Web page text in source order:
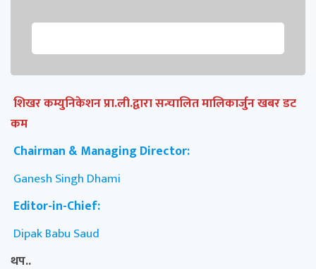
शिखर कम्युनिकेशन प्रा.ली.द्वारा सन्चालित मालिकार्जुन खबर डट
कम
Chairman & Managing Director:
Ganesh Singh Dhami
Editor-in-Chief:
Dipak Babu Saud
थप..